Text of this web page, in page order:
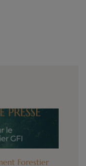
Forestier